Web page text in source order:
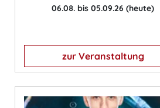
06.08. bis 05.09.26 (heute)
zur Veranstaltung